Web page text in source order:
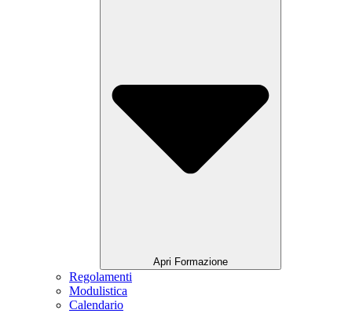
Apri Formazione
Regolamenti
Modulistica
Calendario